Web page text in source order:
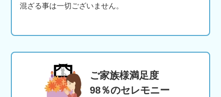
混ざる事は一切ございません。
ご家族様満足度
98％のセレモニー